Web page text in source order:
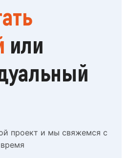
или
проект и мы свяжемся с